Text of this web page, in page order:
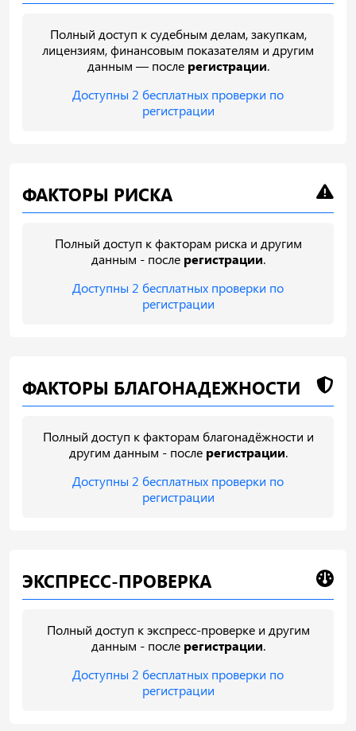
Полный доступ к судебным делам, закупкам,
лицензиям, финансовым показателям и другим
данным — после регистрации.
Доступны 2 бесплатных проверки по
регистрации
ФАКТОРЫ РИСКА
Полный доступ к факторам риска и другим
данным - после регистрации.
Доступны 2 бесплатных проверки по
регистрации
ФАКТОРЫ БЛАГОНАДЕЖНОСТИ
Полный доступ к факторам благонадёжности и
другим данным - после регистрации.
Доступны 2 бесплатных проверки по
регистрации
ЭКСПРЕСС-ПРОВЕРКА
Полный доступ к экспресс-проверке и другим
данным - после регистрации.
Доступны 2 бесплатных проверки по
регистрации